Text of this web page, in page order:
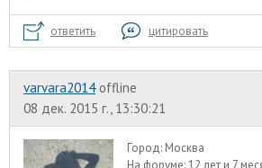
ответить цитировать
varvara2014 offline
08 дек. 2015 г., 13:30:21
Город: Москва
На форуме:12 лет и 7